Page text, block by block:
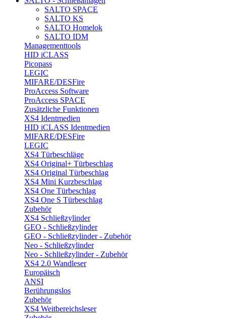
SALTO SPACE
SALTO KS
SALTO Homelok
SALTO IDM
Managementtools
HID iCLASS
Picopass
LEGIC
MIFARE/DESFire
ProAccess Software
ProAccess SPACE
Zusätzliche Funktionen
XS4 Identmedien
HID iCLASS Identmedien
MIFARE/DESFire
LEGIC
XS4 Türbeschläge
XS4 Original+ Türbeschlag
XS4 Original Türbeschlag
XS4 Mini Kurzbeschlag
XS4 One Türbeschlag
XS4 One S Türbeschlag
Zubehör
XS4 Schließzylinder
GEO - Schließzylinder
GEO - Schließzylinder - Zubehör
Neo - Schließzylinder
Neo - Schließzylinder - Zubehör
XS4 2.0 Wandleser
Europäisch
ANSI
Berührungslos
Zubehör
XS4 Weitbereichsleser